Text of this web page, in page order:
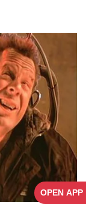
OPEN APP